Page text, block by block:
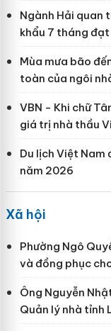
Ngành Hải quan
khẩu 7 tháng
Mùa mưa bão
toàn của ngôi
VBN - Khi chữ
giá trị nhà thầu
Du lịch Việt
năm 2026
Xã hội
Phường Ngô
và đồng phục
Ông Nguyễn
Quản lý nhà tỉnh